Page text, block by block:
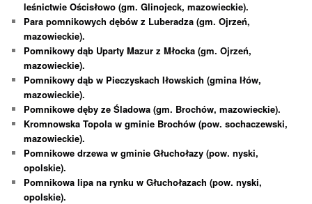
leśnictwie Ościsłowo (gm. Glinojeck, mazowieckie).
Para pomnikowych dębów z Luberadza (gm. Ojrzeń,
mazowieckie).
Pomnikowy dąb Uparty Mazur z Młocka (gm. Ojrzeń,
mazowieckie).
Pomnikowy dąb w Pieczyskach Iłowskich (gmina Iłów,
mazowieckie).
Pomnikowe dęby ze Śladowa (gm. Brochów, mazowieckie).
Kromnowska Topola w gminie Brochów (pow. sochaczewski,
mazowieckie).
Pomnikowe drzewa w gminie Głuchołazy (pow. nyski,
opolskie).
Pomnikowa lipa na rynku w Głuchołazach (pow. nyski,
opolskie).